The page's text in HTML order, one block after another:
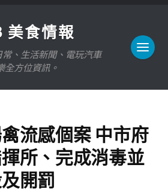
食情報
、生活新聞、電玩汽車
方位資訊。
流感個案 中市府
所、完成消毒並
開罰